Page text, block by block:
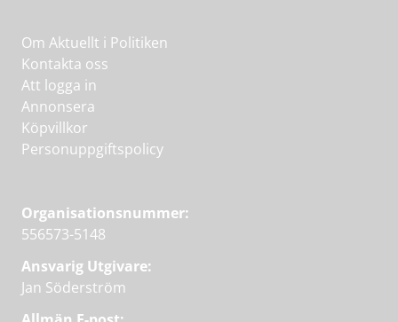
Om Aktuellt i Politiken
Kontakta oss
Att logga in
Annonsera
Köpvillkor
Personuppgiftspolicy
Organisationsnummer:
556573-5148
Ansvarig Utgivare:
Jan Söderström